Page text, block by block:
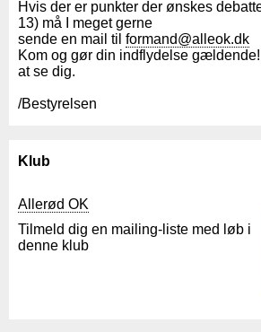
Hvis der er punkter der ønskes
13) må I meget gerne
sende en mail til formand@alleok.dk
Kom og gør din indflydelse
at se dig.
/Bestyrelsen
Klub
Allerød OK
Tilmeld dig en mailing-liste med løb i
denne klub